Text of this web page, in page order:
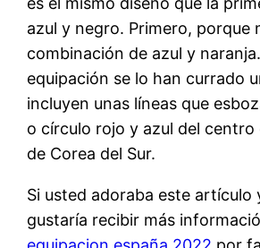
azul y negro. Primero, porque
combinación de azul y
equipación se lo han currado
incluyen unas líneas que
o círculo rojo y azul del centro
de Corea del Sur.
Si usted adoraba este artículo
gustaría recibir más